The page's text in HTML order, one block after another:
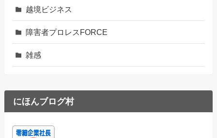
越境ビジネス
障害者プロレスFORCE
雑感
にほんブログ村